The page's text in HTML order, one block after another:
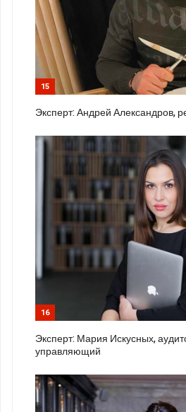
15
Эксперт: Андрей Александров,
16
Эксперт: Мария Искусных,
управляющий